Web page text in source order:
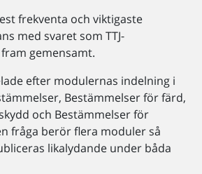
frekventa och viktigaste
med svaret som TTJ-
gemensamt.
efter modulernas indelning i
Bestämmelser för färd,
och Bestämmelser för
fråga berör flera moduler så
likalydande under båda